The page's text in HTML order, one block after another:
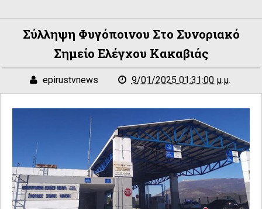
Σύλληψη Φυγόποινου Στο Συνοριακό
Σημείο Ελέγχου Κακαβιάς
epirustvnews 9/01/2025 01:31:00 μ.μ.